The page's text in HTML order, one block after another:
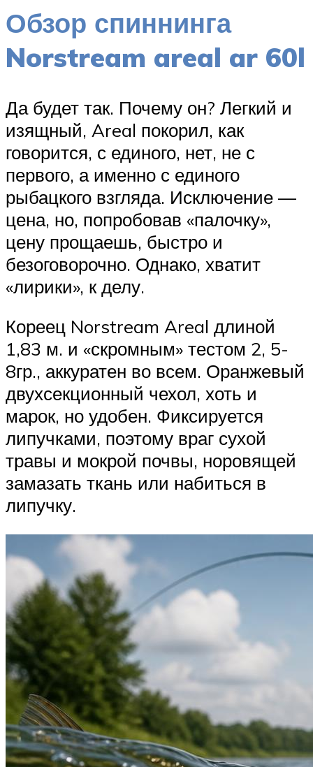
Обзор спиннинга
Norstream areal ar 60l
Да будет так. Почему он? Легкий и
изящный, Areal покорил, как
говорится, с единого, нет, не с
первого, а именно с единого
рыбацкого взгляда. Исключение —
цена, но, попробовав «палочку»,
цену прощаешь, быстро и
безоговорочно. Однако, хватит
«лирики», к делу.
Кореец Norstream Areal длиной
1,83 м. и «скромным» тестом 2, 5-
8гр., аккуратен во всем. Оранжевый
двухсекционный чехол, хоть и
марок, но удобен. Фиксируется
липучками, поэтому враг сухой
травы и мокрой почвы, норовящей
замазать ткань или набиться в
липучку.